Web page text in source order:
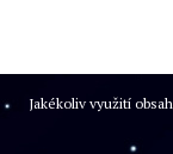
Jakékoliv využití